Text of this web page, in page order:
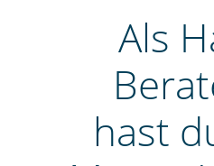
Als
hast